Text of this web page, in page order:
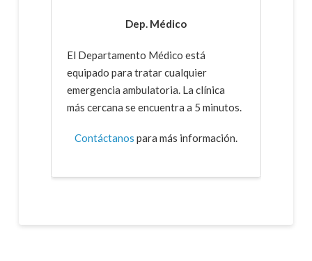
Dep. Médico
El Departamento Médico está
equipado para tratar cualquier
emergencia ambulatoria. La clínica
más cercana se encuentra a 5 minutos.
Contáctanos para más información.